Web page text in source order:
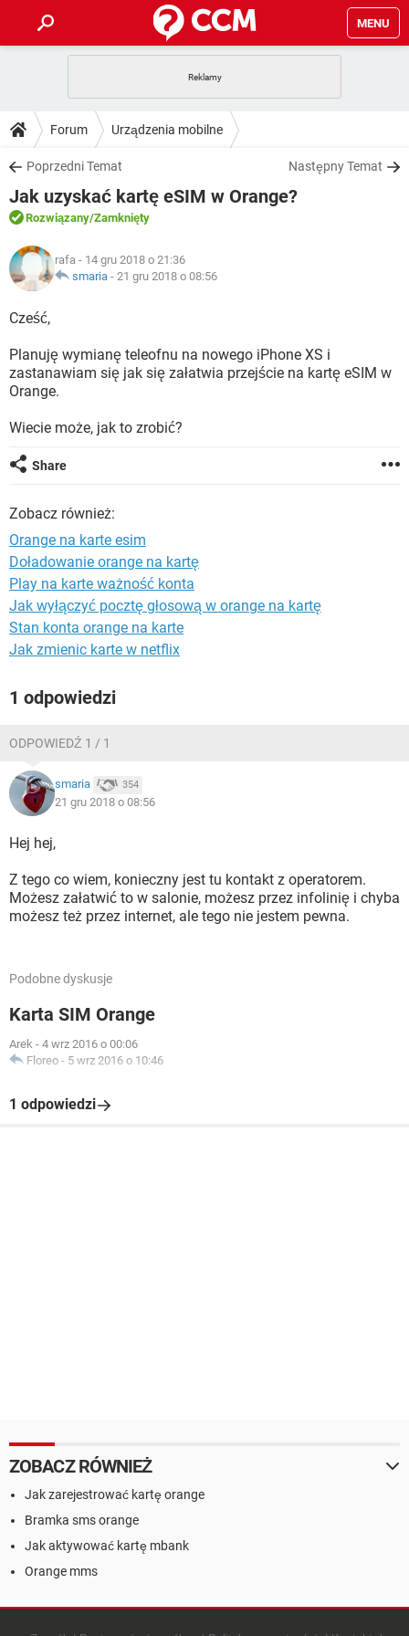
MENU
GRY WHATSAPP
SPOTIFY
INSTAGRAM FACEBOOK
WINDOWS 10
PORADY
PlayStation TIKTOK
SPOTIFY
INSTAGRAM
WINDOWS 10
DO POBRANIA
ANDROID TIKTOK
GRY
IOS
INSTAGRAM
WINDOWS 10
FORUM
COVID-19
GRY
WINDOWS 10
ARTYKUŁY
COVID-19
GRY
SPOTIFY NETFLIX
FACEBOOK
Forum Urządzenia mobilne
Poprzedni Temat Następny Temat
Jak uzyskać kartę eSIM w Orange?
Rozwiązany/Zamknięty
rafa - 14 gru 2018 o 21:36
smaria - 21 gru 2018 o 08:56
Cześć,
Planuję wymianę teleofnu na nowego iPhone XS i
zastanawiam się jak się załatwia przejście na kartę eSIM w
Orange.
Wiecie może, jak to zrobić?
Share
Zobacz również:
Orange na karte esim
Doładowanie orange na kartę
Play na karte ważność konta
Jak wyłączyć pocztę głosową w orange na kartę
Stan konta orange na karte
Jak zmienic karte w netflix
1 odpowiedzi
ODPOWIEDŹ 1 / 1
smaria 354
21 gru 2018 o 08:56
Hej hej,
Z tego co wiem, konieczny jest tu kontakt z operatorem.
Możesz załatwić to w salonie, możesz przez infolinię i chyba
możesz też przez internet, ale tego nie jestem pewna.
Podobne dyskusje
Karta SIM Orange
Arek - 4 wrz 2016 o 00:06
Floreo - 5 wrz 2016 o 10:46
1 odpowiedzi
ZOBACZ RÓWNIEŻ
Jak zarejestrować kartę orange
Bramka sms orange
Jak aktywować kartę mbank
Orange mms